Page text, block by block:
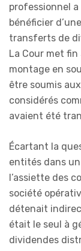
professionnel a
bénéficier
transferts de
La Cour met
montage en
être soumis
considérés
avaient été
Écartant la
entités dans
l’assiette des
société
détenait
était le seul à
dividendes